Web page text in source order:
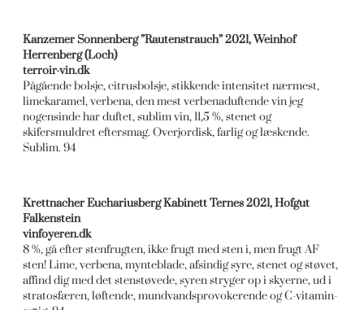
Kanzemer Sonnenberg ”Rautenstrauch” 2021, Weinhof
Herrenberg (Loch)
terroir-vin.dk
Pågående bolsje, citrusbolsje, stikkende intensitet nærmest,
limekaramel, verbena, den mest verbenaduftende vin jeg
nogensinde har duftet, sublim vin, 11,5 %, stenet og
skifersmuldret eftersmag. Overjordisk, farlig og læskende.
Sublim. 94
Krettnacher Euchariusberg Kabinett Ternes 2021, Hofgut
Falkenstein
vinfoyeren.dk
8 %, gå efter stenfrugten, ikke frugt med sten i, men frugt AF
sten! Lime, verbena, mynteblade, afsindig syre, stenet og støvet,
affind dig med det stenstøvede, syren stryger op i skyerne, ud i
stratosfæren, løftende, mundvandsprovokerende og C-vitamin-